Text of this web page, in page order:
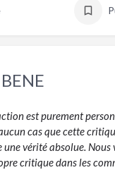
est purement
cas que cette
une vérité absolue.
critique dans les